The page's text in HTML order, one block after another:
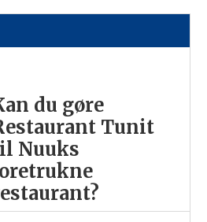
du gøre
Tunit
Nuuks